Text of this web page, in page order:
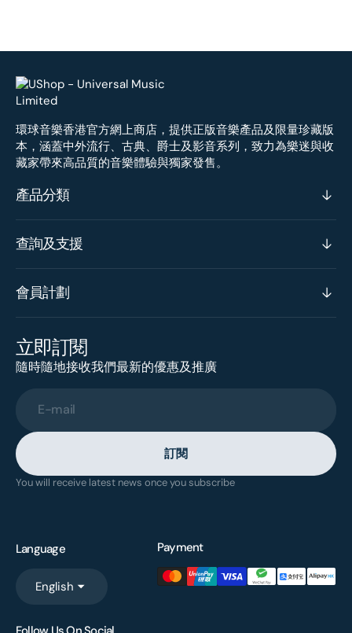
環球音樂香港官方網上商店，提供正版音樂產品及限量珍藏版
本，涵蓋中外流行、古典、爵士及影音系列，致力為樂迷與收
藏家帶來高品質的音樂體驗與獨家發售。
產品分類
查詢及支援
會員計劃
立即訂閱
隨時隨地接收我們最新的優惠及推廣
E-mail
訂閱
You will receive latest news once you subscribe
Language
English
Payment